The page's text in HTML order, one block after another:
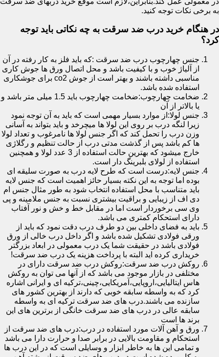
به برخی نکات توجه کنید.
در هنگام خرید درب ضد سرقت به چه نکاتی باید توجه
کرد؟
جنس چهارچوب درب ضد سرقت :که باید فلز به کار رفته در آن
از آلیاژ خوب و با کیفیت باشد و محل اتصال ورق ها جوش کاری
مناسبی داشته باشند و بهتر است از جوش co2 برای جوشکاری
استفاده شده باشد.
ضخامت چهارچوب:ضخامت چهارچوب باید 1.5 میلی متر باشد و
یا بالاتر از آن
جنس لولا:از موارد بسیار مهمی است که باید به آن توجه نمود
زیرا لنگه درب بر روی این لولا ها میچرخد و باید بتواند به آسانی
وزن درب را تحمل کند که اگر جنس لولا ها نامرغوب و تعداد لولا
ها کم باشد پس از گذشت مدتی درب از حالت تنظیم و رگلاژی
خارج میشود که بهترین حالت استفاده از 3 عدد لولا و همچنین
استفاده از لولای بلبرینگ دار است.
جنس لایه:درست است که طرح لایه درب به صورت سلیقه ای
بوده اما توجه به این نکته بسیار حائز اهمیت است که جنس لایه
باید متناسب با محل استفاده انتخاب شود به طور مثال جنس ام
دی اف از زیبایی و براقیت بیشتری نسبت به جنس ملامینه و پی
وی سی برخوردار است اما در مقابل خط و خش و نور آفتاب
دارای استحکام کمتری می باشد.
باید به فضای داخلی بین دو طرف درب دقت نمود که باید از
ورقی فولادی تشکیل شده باشد و اگر داخل درب خالی از ورق
فولادی باشد در حقیقت شما یک درب معمولی در ابعاد بزرگتر
خریداری کرده اید البته با پرداخت هزینه یک درب ضد سرقت!
روکش درب ضد سرقت:روکش درب ضد سرقت دارای در
مختلفی در بازار موجود می باشد که از آنها می توان به روکش
هاس ایتالیایی،اروپایی،آمریکایی،چینی،ترکیه ای و ایرانی اشاره
کرد که به واسطه سابقه خوبی که دارند از بهترین کشور های
سازنده می باشند.درب های ضد سرقت ترکیه ای به واسطه
سابقه عالی در درب های ضد سرقت خانگی از برترین های این
برند ها است
ورق و آهن آلات مورد استفاده در درب:درب های ضد سرقت از
استحکام و مقاومت بالایی در برابر صدا و حرارت دارا می باشد
و تمامی این ها به خاطر ابزار و وسایلی است که در این درب ها